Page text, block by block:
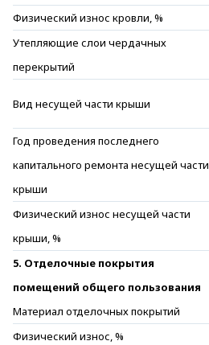
Физический износ кровли, %
Утепляющие слои чердачных
перекрытий
Вид несущей части крыши
Год проведения последнего
капитального ремонта несущей части
крыши
Физический износ несущей части
крыши, %
5. Отделочные покрытия
помещений общего пользования
Материал отделочных покрытий
Физический износ, %